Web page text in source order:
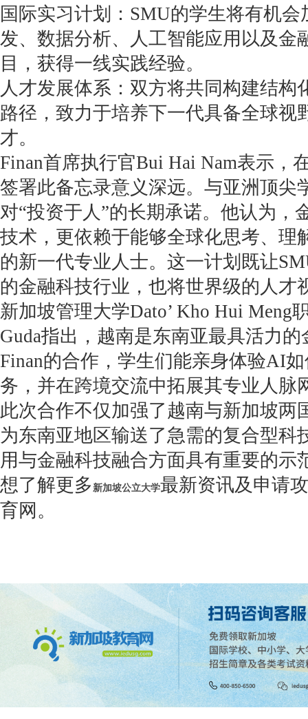
国际实习计划：SMU的学生将有机
发、数据分析、人工智能应用以及金
目，获得一线实践经验。
人才发展体系：双方将共同构建结构
路径，致力于培养下一代具备全球视
才。
Finan首席执行官Bui Hai Nam表示，
签署此备忘录意义深远。与亚洲顶尖
对“投资于人”的长期承诺。他认为，
技术，更依赖于能够全球化思考、理
的新一代专业人士。这一计划既让
的金融科技行业，也将世界级的人才
新加坡管理大学Dato’ Kho Hui Meng
Guda指出，越南是东南亚最具活力
Finan的合作，学生们能亲身体验AI
务，并在跨境交流中拓展其专业人脉
此次合作不仅加强了越南与新加坡两
为东南亚地区输送了急需的复合型科
用与金融科技融合方面具有重要的示
想了解更多新加坡公立大学最新资讯及申请
育网。